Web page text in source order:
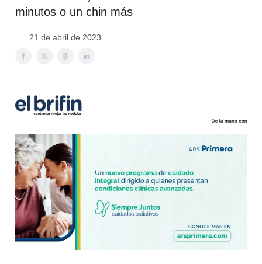
minutos o un chin más
21 de abril de 2023